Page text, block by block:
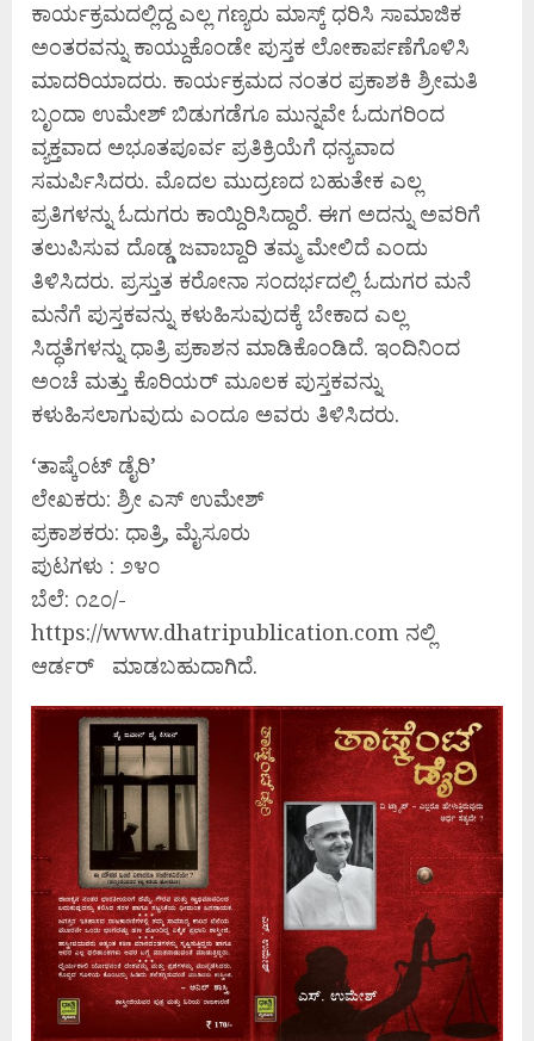
ಕಾರ್ಯಕ್ರಮದಲ್ಲಿದ್ದ ಎಲ್ಲ ಗಣ್ಯರು ಮಾಸ್ಕ್ ಧರಿಸಿ ಸಾಮಾಜಿಕ
ಅಂತರವನ್ನು ಕಾಯ್ದುಕೊಂಡೇ ಪುಸ್ತಕ ಲೋಕಾರ್ಪಣೆಗೊಳಿಸಿ
ಮಾದರಿಯಾದರು. ಕಾರ್ಯಕ್ರಮದ ನಂತರ ಪ್ರಕಾಶಕಿ ಶ್ರೀಮತಿ
ಬೃಂದಾ ಉಮೇಶ್ ಬಿಡುಗಡೆಗೂ ಮುನ್ನವೇ ಓದುಗರಿಂದ
ವ್ಯಕ್ತವಾದ ಅಭೂತಪೂರ್ವ ಪ್ರತಿಕ್ರಿಯೆಗೆ ಧನ್ಯವಾದ
ಸಮರ್ಪಿಸಿದರು. ಮೊದಲ ಮುದ್ರಣದ ಬಹುತೇಕ ಎಲ್ಲ
ಪ್ರತಿಗಳನ್ನು ಓದುಗರು ಕಾಯ್ದಿರಿಸಿದ್ದಾರೆ. ಈಗ ಅದನ್ನು ಅವರಿಗೆ
ತಲುಪಿಸುವ ದೊಡ್ಡ ಜವಾಬ್ದಾರಿ ತಮ್ಮ ಮೇಲಿದೆ ಎಂದು
ತಿಳಿಸಿದರು. ಪ್ರಸ್ತುತ ಕರೋನಾ ಸಂದರ್ಭದಲ್ಲಿ ಓದುಗರ ಮನೆ
ಮನೆಗೆ ಪುಸ್ತಕವನ್ನು ಕಳುಹಿಸುವುದಕ್ಕೆ ಬೇಕಾದ ಎಲ್ಲ
ಸಿದ್ಧತೆಗಳನ್ನು ಧಾತ್ರಿ ಪ್ರಕಾಶನ ಮಾಡಿಕೊಂಡಿದೆ. ಇಂದಿನಿಂದ
ಅಂಚೆ ಮತ್ತು ಕೊರಿಯರ್ ಮೂಲಕ ಪುಸ್ತಕವನ್ನು
ಕಳುಹಿಸಲಾಗುವುದು ಎಂದೂ ಅವರು ತಿಳಿಸಿದರು.
‘ತಾಷ್ಕೆಂಟ್ ಡೈರಿ’
ಲೇಖಕರು: ಶ್ರೀ ಎಸ್ ಉಮೇಶ್
ಪ್ರಕಾಶಕರು: ಧಾತ್ರಿ, ಮೈಸೂರು
ಪುಟಗಳು : ೨೪೦
ಬೆಲೆ: ೧೭೦/-
https://www.dhatripublication.com ನಲ್ಲಿ
ಆರ್ಡರ್ ಮಾಡಬಹುದಾಗಿದೆ.